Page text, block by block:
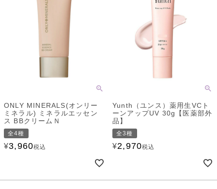
ONLY MINERALS(オンリー
ミネラル) ミネラルエッセン
ス BBクリームＮ
全4種
¥3,960税込
Yunth（ユンス）薬用生VCト
ーンアップUV 30g【医薬部外
品】
全3種
¥2,970税込